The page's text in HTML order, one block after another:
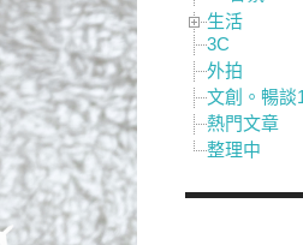
生活
3C
外拍
文創。暢談
熱門文章
整理中